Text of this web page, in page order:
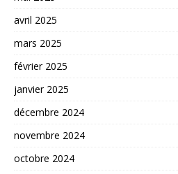
avril 2025
mars 2025
février 2025
janvier 2025
décembre 2024
novembre 2024
octobre 2024